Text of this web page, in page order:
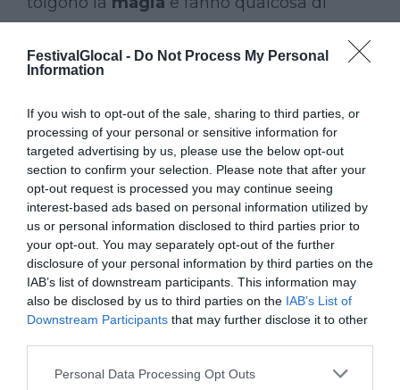
FestivalGlocal - Do Not Process My Personal
Information
If you wish to opt-out of the sale, sharing to third parties, or
processing of your personal or sensitive information for
targeted advertising by us, please use the below opt-out
section to confirm your selection. Please note that after your
opt-out request is processed you may continue seeing
interest-based ads based on personal information utilized by
us or personal information disclosed to third parties prior to
your opt-out. You may separately opt-out of the further
disclosure of your personal information by third parties on the
IAB’s list of downstream participants. This information may
also be disclosed by us to third parties on the IAB’s List of
Downstream Participants that may further disclose it to other
Personal Data Processing Opt Outs
didascalico. A me piacciono gli artisti che
dicono senza dire,è meno interessante
mi trovo davanti all’opera non posso più
avvicinarmi a illeggibile e infinito”. “Ti
ricordi le interviste che ti fannoscoprire
qualcosa” aggiunge Blumer. “Ogni artista
quando risponde va rispettato, è una
persona con espressioni artistiche diverse
ed è interessante quello che nasconde e
che dice – raccontaMorandini– Quando
sono intervistato ho la fortuna di tirare
fuori cose cheavevo dentro da tempo.
Ognuno ha unaverità umana e artistica